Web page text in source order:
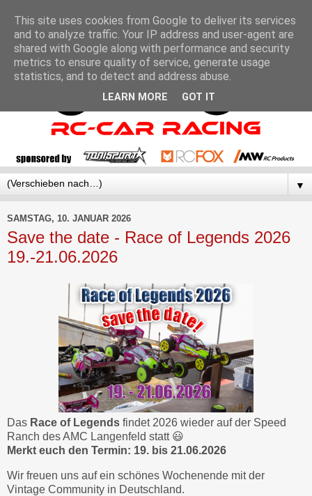
▼
SAMSTAG, 10. JANUAR 2026
Save the date - Race of Legends 2026
19.-21.06.2026
Das Race of Legends findet 2026 wieder auf der Speed
Ranch des AMC Langenfeld statt 😃
Merkt euch den Termin: 19. bis 21.06.2026
Wir freuen uns auf ein schönes Wochenende mit der
Vintage Community in Deutschland.
This site uses cookies from Google to deliver its services
and to analyze traffic. Your IP address and user-agent are
shared with Google along with performance and security
metrics to ensure quality of service, generate usage
statistics, and to detect and address abuse.
LEARN MORE GOT IT